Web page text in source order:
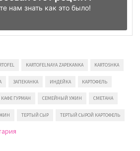
нам знать как это было!
KARTOFELNAYA ZAPEKANKA KARTOSHKA
ЗАПЕКАНКА ИНДЕЙКА КАРТОФЕЛЬ
КАФЕ ГУРМАН СЕМЕЙНЫЙ УЖИН СМЕТАНА
ТЕРТЫЙ СЫР ТЕРТЫЙ СЫРОЙ КАРТОФЕЛЬ